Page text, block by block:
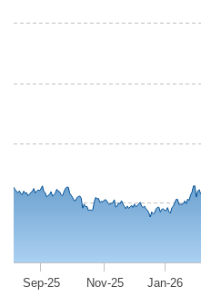
Sep-25 Nov-25 Jan-26